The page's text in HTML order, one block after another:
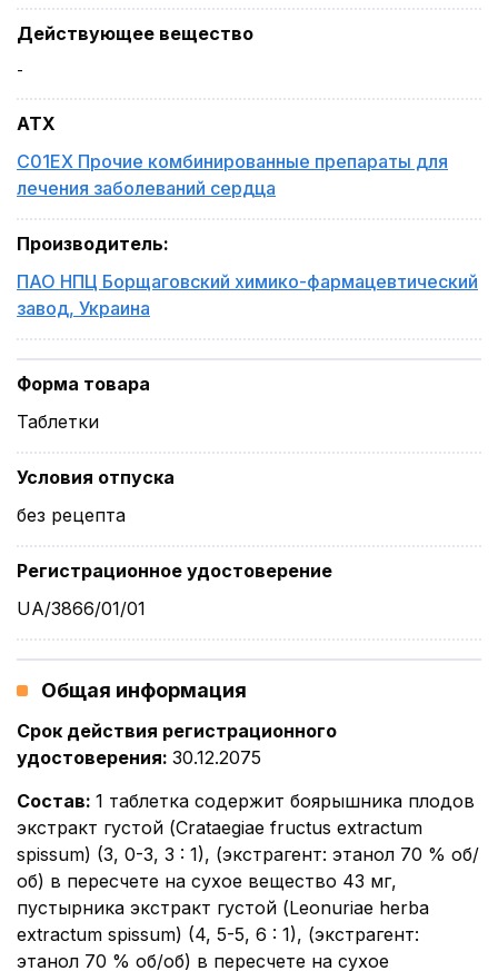
Действующее вещество
-
ATX
C01EX Прочие комбинированные препараты для
лечения заболеваний сердца
Производитель:
ПАО НПЦ Борщаговский химико-фармацевтический
завод, Украина
Форма товара
Таблетки
Условия отпуска
без рецепта
Регистрационное удостоверение
UA/3866/01/01
Общая информация
Срок действия регистрационного
удостоверения: 30.12.2075
Состав: 1 таблетка содержит боярышника плодов
экстракт густой (Crataegiae fructus extractum
spissum) (3, 0-3, 3 : 1), (экстрагент: этанол 70 % об/
об) в пересчете на сухое вещество 43 мг,
пустырника экстракт густой (Leonuriae herba
extractum spissum) (4, 5-5, 6 : 1), (экстрагент:
этанол 70 % об/об) в пересчете на сухое